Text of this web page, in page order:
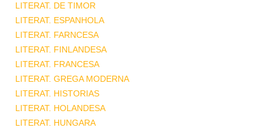
LITERAT. DE TIMOR
LITERAT. ESPANHOLA
LITERAT. FARNCESA
LITERAT. FINLANDESA
LITERAT. FRANCESA
LITERAT. GREGA MODERNA
LITERAT. HISTORIAS
LITERAT. HOLANDESA
LITERAT. HUNGARA